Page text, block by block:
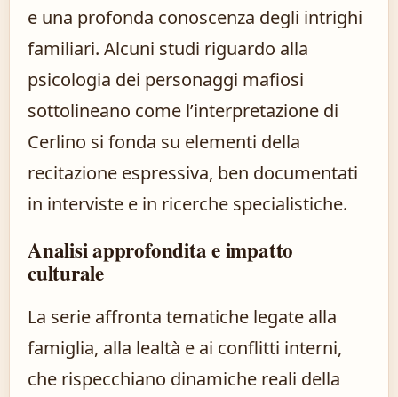
e una profonda conoscenza degli intrighi
familiari. Alcuni studi riguardo alla
psicologia dei personaggi mafiosi
sottolineano come l’interpretazione di
Cerlino si fonda su elementi della
recitazione espressiva, ben documentati
in interviste e in ricerche specialistiche.
Analisi approfondita e impatto
culturale
La serie affronta tematiche legate alla
famiglia, alla lealtà e ai conflitti interni,
che rispecchiano dinamiche reali della